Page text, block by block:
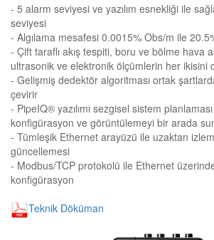
- 5 alarm seviyesi ve yazılım esnekliği ile
seviyesi
- Algılama mesafesi 0.0015% Obs/m ile
- Çift taraflı akış tespiti, boru ve bölme hava
ultrasonik ve elektronik ölçümlerin her ikisini
- Gelişmiş dedektör algoritması ortak
çevirir
- PipeIQ® yazılımı sezgisel sistem
konfigürasyon ve görüntülemeyi bir arada
- Tümleşik Ethernet arayüzü ile uzaktan
güncellemesi
- Modbus/TCP protokolü ile Ethernet
konfigürasyon
Teknik Döküman